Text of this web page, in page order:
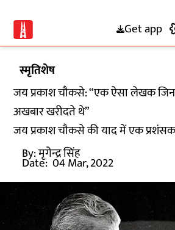
Get app
स्मृतिशेष
जय प्रकाश चौकसे: “एक ऐसा लेखक
अखबार खरीदते थे”
जय प्रकाश चौकसे की याद में एक
By:मृगेन्द्र सिंह
Date: 04 Mar, 2022